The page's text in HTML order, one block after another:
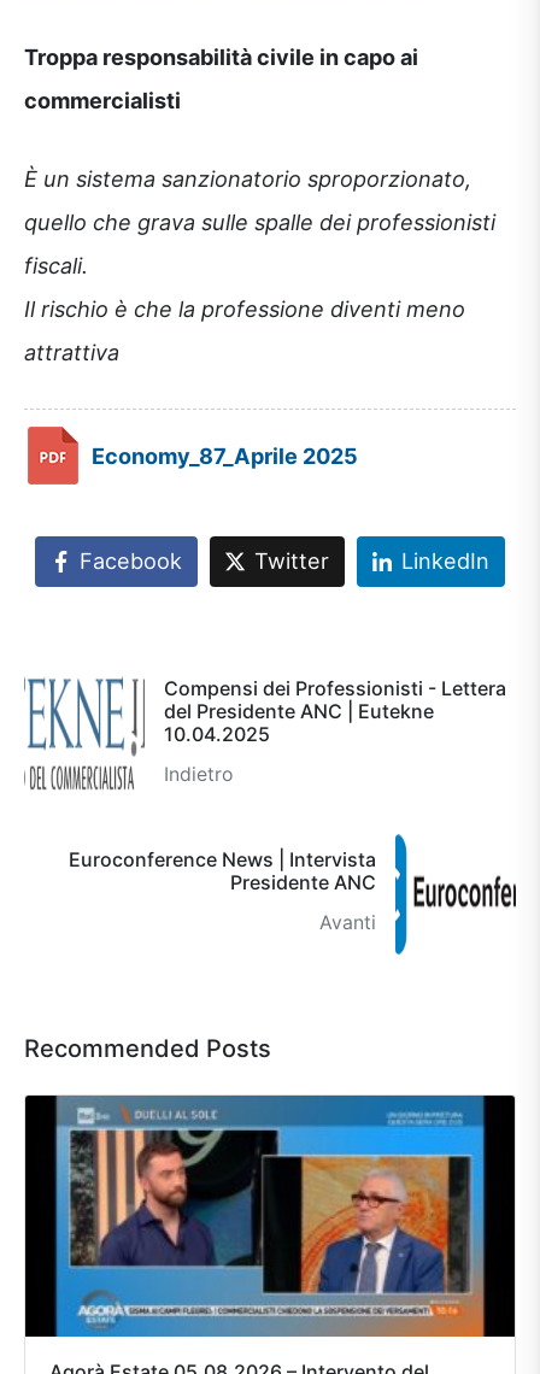
Troppa responsabilità civile in capo ai
commercialisti
È un sistema sanzionatorio sproporzionato,
quello che grava sulle spalle dei professionisti
fiscali.
Il rischio è che la professione diventi meno
attrattiva
Economy_87_Aprile 2025
Facebook Twitter LinkedIn
Compensi dei Professionisti - Lettera
del Presidente ANC | Eutekne
10.04.2025
Indietro
Euroconference News | Intervista
Presidente ANC
Avanti
Recommended Posts